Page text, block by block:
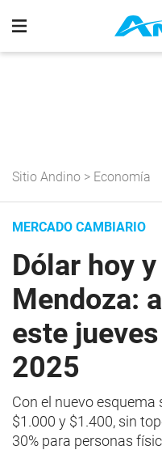
Sitio Andino > Economía
MERCADO CAMBIARIO
Dólar hoy
Mendoza:
este
2025
Con el nuevo esquema
$1.000 y $1.400, sin
30% para personas